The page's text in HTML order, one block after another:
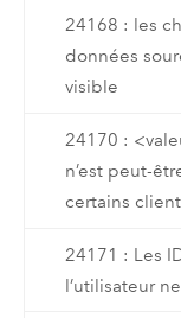
24168 : les
données
visible
24170 :
n’est peut-
certains
24171 : Les
l’utilisateur